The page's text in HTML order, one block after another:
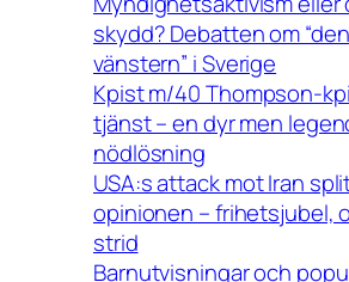
skydd? Debatten om
vänstern” i Sverige
Kpist m/40 Thompson-
tjänst – en dyr men
nödlösning
USA:s attack mot Iran
opinionen – frihetsjubel,
strid
Barnutvisningar och